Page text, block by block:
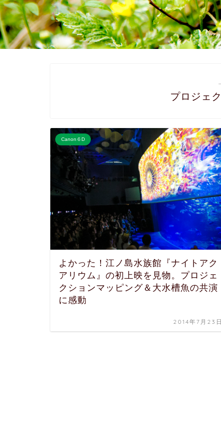
プロジェ
Canon６D
よかった！江ノ島水族館『ナイトアク
アリウム』の初上映を見物。プロジェ
クションマッピング＆大水槽魚の共演
に感動
2014年7月23